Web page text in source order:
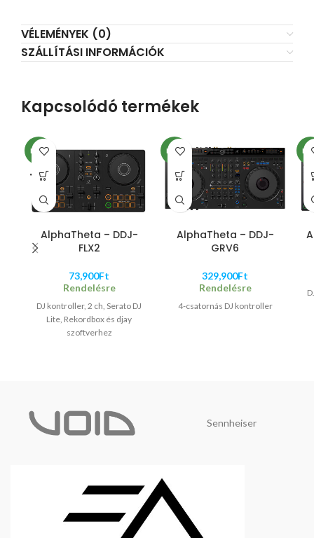
VÉLEMÉNYEK (0)
SZÁLLÍTÁSI INFORMÁCIÓK
Kapcsolódó termékek
NEW
AlphaTheta – DDJ-
FLX2
73,900Ft
Rendelésre
DJ kontroller, 2 ch, Serato DJ
Lite, Rekordbox és djay
szoftverhez
NEW
AlphaTheta – DDJ-
GRV6
329,900Ft
Rendelésre
4-csatornás DJ kontroller
Sennheiser